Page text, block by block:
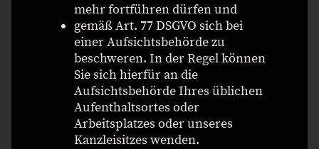
mehr fortführen dürfen und
gemäß Art. 77 DSGVO sich bei
einer Aufsichtsbehörde zu
beschweren. In der Regel können
Sie sich hierfür an die
Aufsichtsbehörde Ihres üblichen
Aufenthaltsortes oder
Arbeitsplatzes oder unseres
Kanzleisitzes wenden.